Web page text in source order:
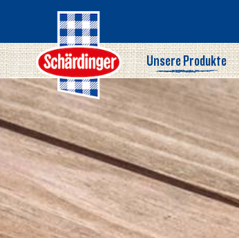
Unsere Produkte